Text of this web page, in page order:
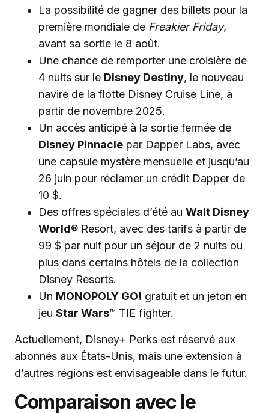
La possibilité de gagner des billets pour la
première mondiale de Freakier Friday,
avant sa sortie le 8 août.
Une chance de remporter une croisière de
4 nuits sur le Disney Destiny, le nouveau
navire de la flotte Disney Cruise Line, à
partir de novembre 2025.
Un accès anticipé à la sortie fermée de
Disney Pinnacle par Dapper Labs, avec
une capsule mystère mensuelle et jusqu’au
26 juin pour réclamer un crédit Dapper de
10 $.
Des offres spéciales d’été au Walt Disney
World® Resort, avec des tarifs à partir de
99 $ par nuit pour un séjour de 2 nuits ou
plus dans certains hôtels de la collection
Disney Resorts.
Un MONOPOLY GO! gratuit et un jeton en
jeu Star Wars™ TIE fighter.
Actuellement, Disney+ Perks est réservé aux
abonnés aux États-Unis, mais une extension à
d’autres régions est envisageable dans le futur.
Comparaison avec le